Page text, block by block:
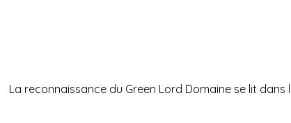
La reconnaissance du Green Lord Domaine se lit